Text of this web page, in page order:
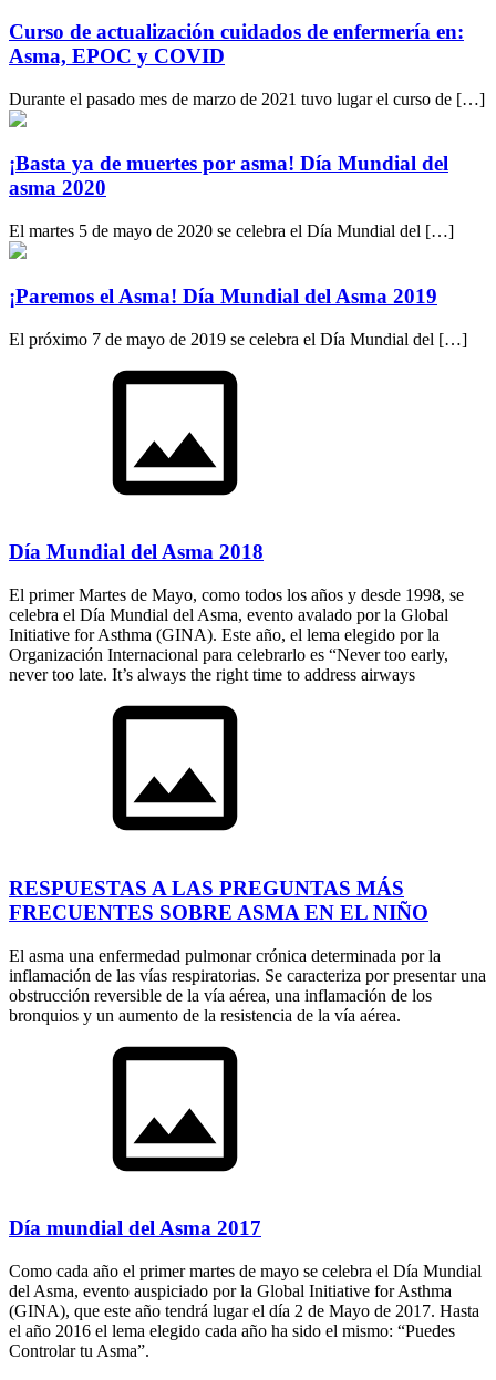
Curso de actualización cuidados de enfermería en:
Asma, EPOC y COVID
Durante el pasado mes de marzo de 2021 tuvo lugar el curso de […]
¡Basta ya de muertes por asma! Día Mundial del
asma 2020
El martes 5 de mayo de 2020 se celebra el Día Mundial del […]
¡Paremos el Asma! Día Mundial del Asma 2019
El próximo 7 de mayo de 2019 se celebra el Día Mundial del […]
Día Mundial del Asma 2018
El primer Martes de Mayo, como todos los años y desde 1998, se
celebra el Día Mundial del Asma, evento avalado por la Global
Initiative for Asthma (GINA). Este año, el lema elegido por la
Organización Internacional para celebrarlo es “Never too early,
never too late. It’s always the right time to address airways
RESPUESTAS A LAS PREGUNTAS MÁS
FRECUENTES SOBRE ASMA EN EL NIÑO
El asma una enfermedad pulmonar crónica determinada por la
inflamación de las vías respiratorias. Se caracteriza por presentar una
obstrucción reversible de la vía aérea, una inflamación de los
bronquios y un aumento de la resistencia de la vía aérea.
Día mundial del Asma 2017
Como cada año el primer martes de mayo se celebra el Día Mundial
del Asma, evento auspiciado por la Global Initiative for Asthma
(GINA), que este año tendrá lugar el día 2 de Mayo de 2017. Hasta
el año 2016 el lema elegido cada año ha sido el mismo: “Puedes
Controlar tu Asma”.